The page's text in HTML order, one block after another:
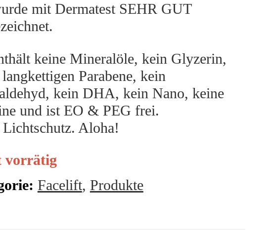
mit Dermatest SEHR GUT
keine Mineralöle, kein Glyzerin,
Parabene, kein
kein DHA, kein Nano, keine
und ist EO & PEG frei.
Lichtschutz. Aloha!
vorrätig
Facelift, Produkte